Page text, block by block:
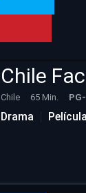
Chile
Chile 65 Min.
Drama